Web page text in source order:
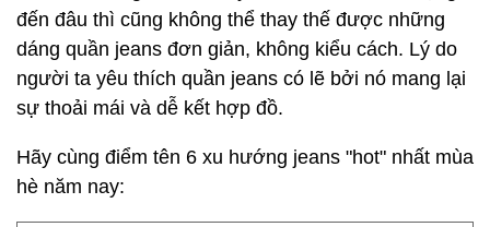
đến đâu thì cũng không thể thay thế được những
dáng quần jeans đơn giản, không kiểu cách. Lý do
người ta yêu thích quần jeans có lẽ bởi nó mang lại
sự thoải mái và dễ kết hợp đồ.
Hãy cùng điểm tên 6 xu hướng jeans "hot" nhất mùa
hè năm nay: